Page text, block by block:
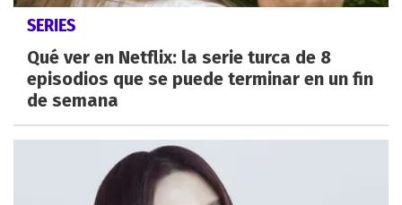
SERIES
Qué ver en Netflix: la serie turca de 8
episodios que se puede terminar en un fin
de semana